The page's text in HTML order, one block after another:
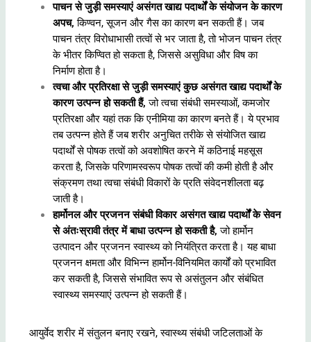
पाचन से जुड़ी समस्याएं असंगत खाद्य पदार्थों के संयोजन के कारण
अपच,किण्वन, सूजन और गैस का कारण बन सकती हैं। जब
पाचन तंत्र विरोधाभासी तत्वों से भर जाता है, तो भोजन पाचन तंत्र
के भीतर किण्वित हो सकता है, जिससे असुविधा और विष का
निर्माण होता है।
त्वचा और प्रतिरक्षा से जुड़ी समस्याएं कुछ असंगत खाद्य पदार्थों के
कारण उत्पन्न हो सकती हैं,जो त्वचा संबंधी समस्याओं, कमजोर
प्रतिरक्षा और यहां तक कि एनीमिया का कारण बनते हैं। ये प्रभाव
तब उत्पन्न होते हैं जब शरीर अनुचित तरीके से संयोजित खाद्य
पदार्थों से पोषक तत्वों को अवशोषित करने में कठिनाई महसूस
करता है, जिसके परिणामस्वरूप पोषक तत्वों की कमी होती है और
संक्रमण तथा त्वचा संबंधी विकारों के प्रति संवेदनशीलता बढ़
जाती है।
हार्मोनल और प्रजनन संबंधी विकार असंगत खाद्य पदार्थों के सेवन
से अंतःस्रावी तंत्र में बाधा उत्पन्न हो सकती है,जो हार्मोन
उत्पादन और प्रजनन स्वास्थ्य को नियंत्रित करता है। यह बाधा
प्रजनन क्षमता और विभिन्न हार्मोन-विनियमित कार्यों को प्रभावित
कर सकती है, जिससे संभावित रूप से असंतुलन और संबंधित
स्वास्थ्य समस्याएं उत्पन्न हो सकती हैं।
आयुर्वेद शरीर में संतुलन बनाए रखने, स्वास्थ्य संबंधी जटिलताओं के